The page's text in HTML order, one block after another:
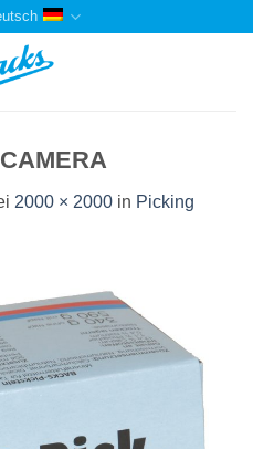
2000 × 2000 in Picking